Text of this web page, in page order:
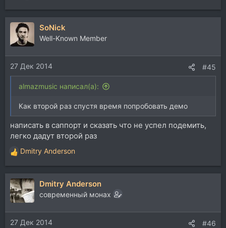
SoNick
Well-Known Member
27 Дек 2014 #45
almazmusic написал(а):
Как второй раз спустя время попробовать демо
написать в саппорт и сказать что не успел подемить,
легко дадут второй раз
Р
е
а
к
ц
и
и
:
Dmitry Anderson
Dmitry Anderson
современный монах
27 Дек 2014 #46